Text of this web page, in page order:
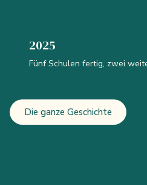
2025
Fünf Schulen fertig, zwei
Die ganze Geschichte